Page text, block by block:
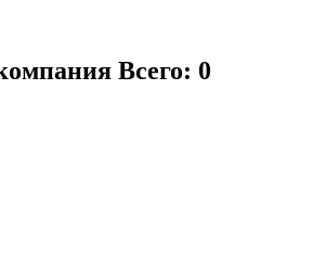
Всего: 0